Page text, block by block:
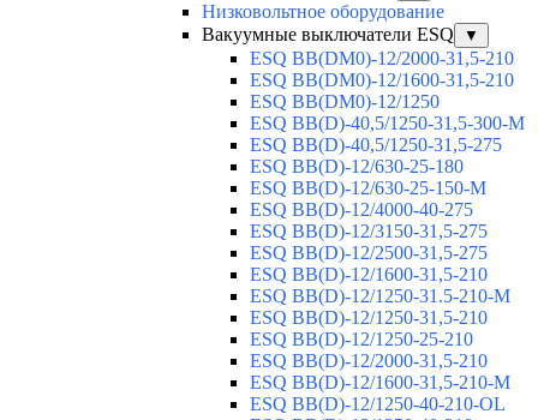
Низковольтное оборудование
Вакуумные выключатели ESQ
▼
ESQ ВВ(DM0)-12/2000-31,5-210
ESQ ВВ(DM0)-12/1600-31,5-210
ESQ ВВ(DM0)-12/1250
ESQ ВВ(D)-40,5/1250-31,5-300-М
ESQ ВВ(D)-40,5/1250-31,5-275
ESQ ВВ(D)-12/630-25-180
ESQ ВВ(D)-12/630-25-150-М
ESQ ВВ(D)-12/4000-40-275
ESQ ВВ(D)-12/3150-31,5-275
ESQ ВВ(D)-12/2500-31,5-275
ESQ ВВ(D)-12/1600-31,5-210
ESQ ВВ(D)-12/1250-31.5-210-М
ESQ ВВ(D)-12/1250-31,5-210
ESQ ВВ(D)-12/1250-25-210
ESQ BB(D)-12/2000-31,5-210
ESQ BB(D)-12/1600-31,5-210-М
ESQ BB(D)-12/1250-40-210-OL